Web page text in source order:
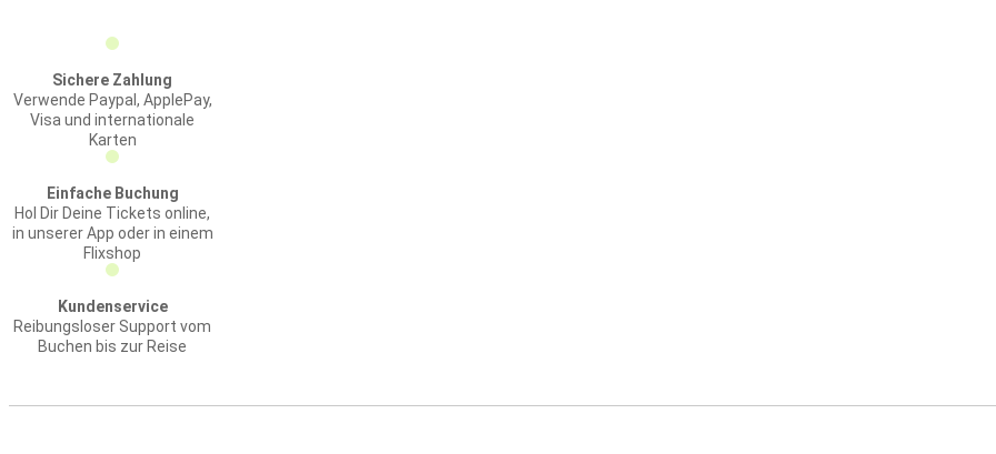
Sichere Zahlung
Verwende Paypal, ApplePay,
Visa und internationale
Karten
Einfache Buchung
Hol Dir Deine Tickets online,
in unserer App oder in einem
Flixshop
Kundenservice
Reibungsloser Support vom
Buchen bis zur Reise